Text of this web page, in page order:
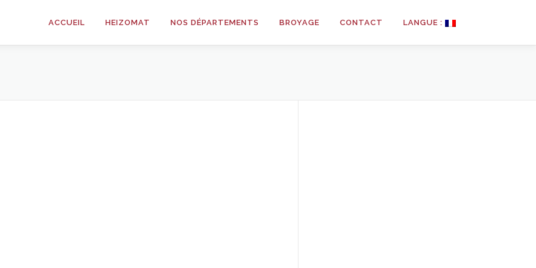
ACCUEIL HEIZOMAT NOS DÉPARTEMENTS BROYAGE CONTACT LANGUE :